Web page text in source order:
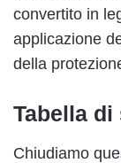
convertito in
applicazione
della
Tabella
Chiudiamo